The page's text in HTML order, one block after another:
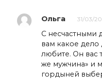
Ольга 31/03/
С несчастными
вам какое дело
любите. Он вас
же мужчина» и
гордыней